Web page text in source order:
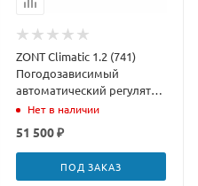
ZONT Climatic 1.2 (741)
Погодозависимый
автоматический регулятор
для многоконтурных
Нет в наличии
51 500 ₽
ПОД ЗАКАЗ